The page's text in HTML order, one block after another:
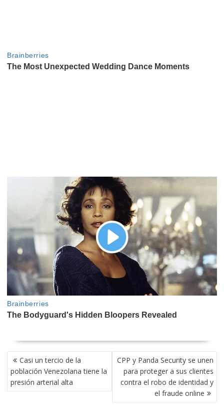
NAVEGACIÓN
DE
ENTRADAS
Casi un tercio de la
población Venezolana tiene la
presión arterial alta
CPP y Panda Security se unen
para proteger a sus clientes
contra el robo de identidad y
el fraude online